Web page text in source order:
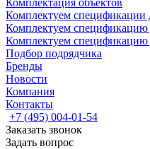
Комплектация объектов
Комплектуем спецификации
Комплектуем спецификацию
Комплектуем
Подбор подрядчика
Бренды
Новости
Компания
Контакты
+7 (495) 004-01-54
Заказать звонок
Задать вопрос